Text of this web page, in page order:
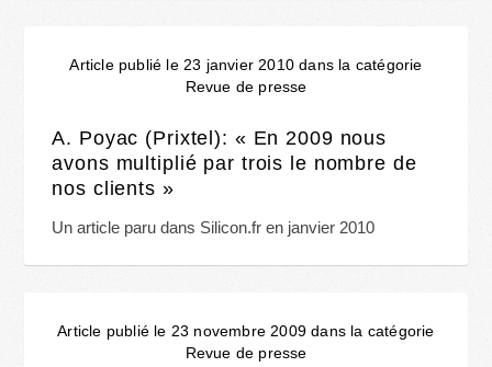
Article publié le 23 janvier 2010 dans la catégorie
Revue de presse
A. Poyac (Prixtel): « En 2009 nous
avons multiplié par trois le nombre de
nos clients »
Un article paru dans Silicon.fr en janvier 2010
Article publié le 23 novembre 2009 dans la catégorie
Revue de presse